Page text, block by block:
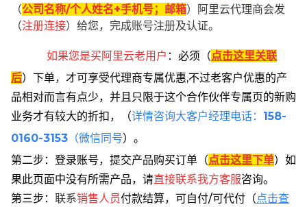
（公司名称/个人姓名+手机号；邮箱）阿里云代理商会发
（注册连接）给您，完成账号注册及认证。
如果您是买阿里云老用户 ： 必须 （点击这里关联
后） 下单， 才可享受代理商专属优惠,不过老客户优惠的产
品相对而言有点少，并且只限于这个合作伙伴专属页的新购
业务才有较大的折扣，
（详情咨询大客户经理电话： 158-
0160-3153 （微信同号）。
第二步：登录账号，提交产品购买订单（点击这里下单） 如
果此页面中没有所需产品，请直接联系我方客服咨询。
第三步： 联系销售人员付款结算，可自付/可代付（点击查